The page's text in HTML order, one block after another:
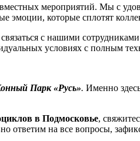
мероприятий. Мы с
которые сплотят
с нашими
условиях с полным
Парк «Русь». Именно
в Подмосковье,
ответим на все вопросы,